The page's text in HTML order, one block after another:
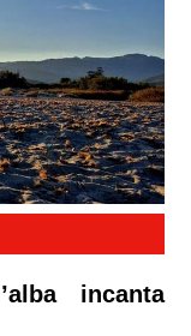
incanta